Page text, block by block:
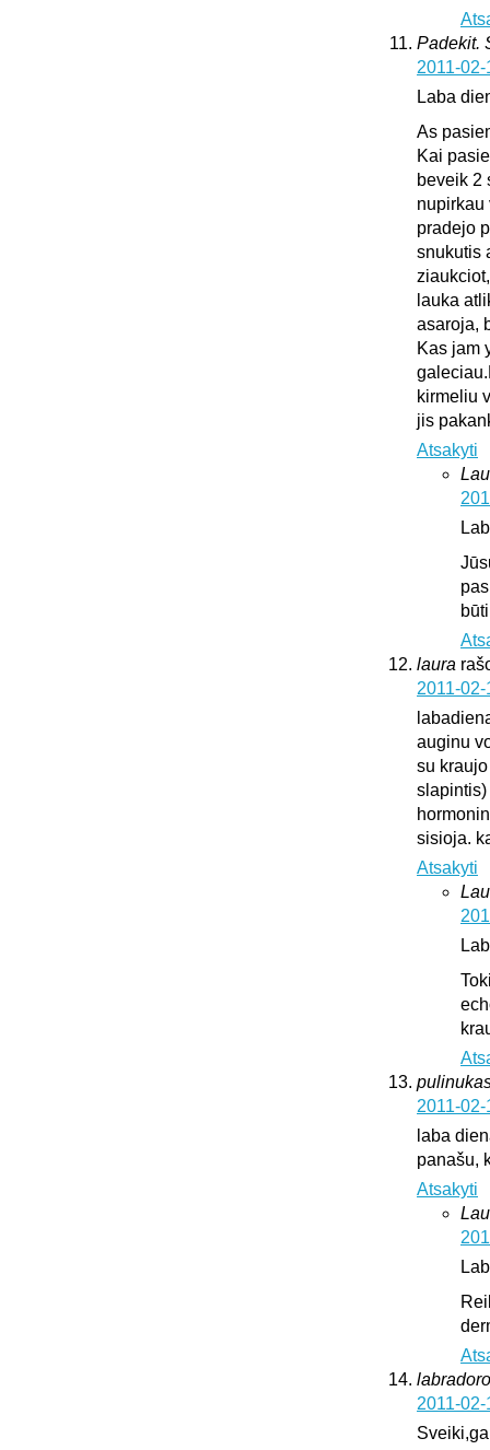
Padekit.
2011-
Laba
As
Kai
beveik 2
nupirkau
pradejo
snukutis
lauka
asaroja,
Kas jam
kirmeliu
jis
Atsakyti
laura
2011-
auginu
su
sisioja.
Atsakyti
2011-
laba
panašu,
Atsakyti
2011-